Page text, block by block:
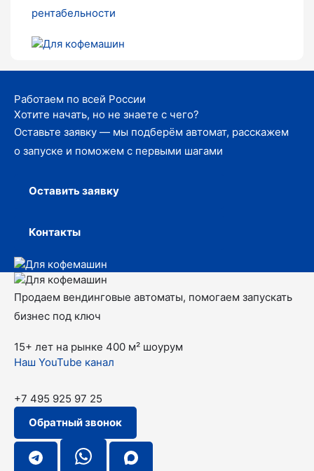
рентабельности
Работаем по всей России
Хотите начать, но не знаете с чего?
Оставьте заявку — мы подберём автомат, расскажем
о запуске и поможем с первыми шагами
Оставить заявку
Контакты
Продаем вендинговые автоматы, помогаем запускать
бизнес под ключ
15+ лет на рынке 400 м² шоурум
Наш YouTube канал
+7 495 925 97 25
Обратный звонок